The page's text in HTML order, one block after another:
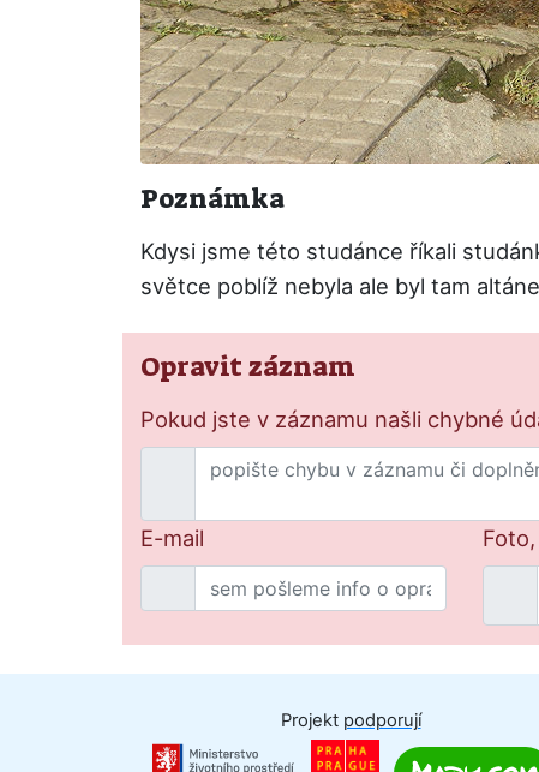
Poznámka
Kdysi jsme této studánce říkali
světce poblíž nebyla ale byl tam
Opravit záznam
Pokud jste v záznamu našli chybné
E-mail
Projekt podporují